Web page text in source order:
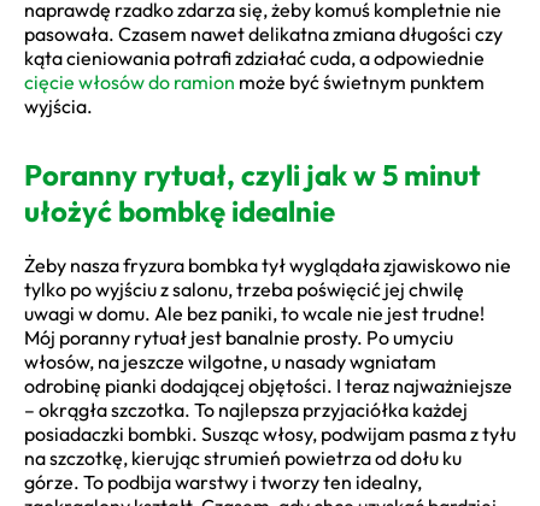
naprawdę rzadko zdarza się, żeby komuś kompletnie nie
pasowała. Czasem nawet delikatna zmiana długości czy
kąta cieniowania potrafi zdziałać cuda, a odpowiednie
cięcie włosów do ramion może być świetnym punktem
wyjścia.
Poranny rytuał, czyli jak w 5 minut
ułożyć bombkę idealnie
Żeby nasza fryzura bombka tył wyglądała zjawiskowo nie
tylko po wyjściu z salonu, trzeba poświęcić jej chwilę
uwagi w domu. Ale bez paniki, to wcale nie jest trudne!
Mój poranny rytuał jest banalnie prosty. Po umyciu
włosów, na jeszcze wilgotne, u nasady wgniatam
odrobinę pianki dodającej objętości. I teraz najważniejsze
– okrągła szczotka. To najlepsza przyjaciółka każdej
posiadaczki bombki. Susząc włosy, podwijam pasma z tyłu
na szczotkę, kierując strumień powietrza od dołu ku
górze. To podbija warstwy i tworzy ten idealny,